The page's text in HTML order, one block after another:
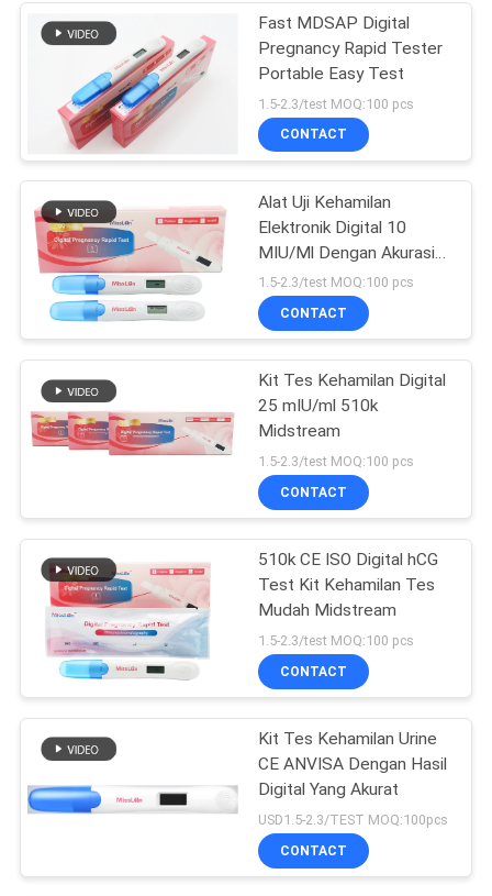
HCG normal
Biasa Lh
Uji koagulasi
28
Alat Uji IgG IgM
Fast MDSAP Digital
Pregnancy Rapid Tester
Portable Easy Test
1.5-2.3/test MOQ:100 pcs
CONTACT
Alat Uji Kehamilan
Elektronik Digital 10
MIU/Ml Dengan Akurasi
99,9%.
1.5-2.3/test MOQ:100 pcs
CONTACT
Kit Tes Kehamilan Digital
25 mIU/ml 510k
Midstream
1.5-2.3/test MOQ:100 pcs
CONTACT
510k CE ISO Digital hCG
Test Kit Kehamilan Tes
Mudah Midstream
1.5-2.3/test MOQ:100 pcs
CONTACT
Kit Tes Kehamilan Urine
CE ANVISA Dengan Hasil
Digital Yang Akurat
USD1.5-2.3/TEST MOQ:100pcs
CONTACT